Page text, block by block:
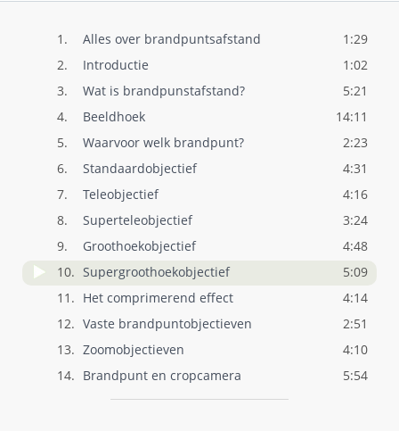
1. Alles over brandpuntsafstand
1:29
2.
Introductie
1:02
3.
Wat is brandpunstafstand?
5:21
4.
Beeldhoek
14:11
5.
Waarvoor welk brandpunt?
2:23
6.
Standaardobjectief
4:31
7.
Teleobjectief
4:16
8.
Superteleobjectief
3:24
9.
Groothoekobjectief
4:48
10. Supergroothoekobjectief
5:09
11. Het comprimerend effect
4:14
12. Vaste brandpuntobjectieven
2:51
13. Zoomobjectieven
4:10
14. Brandpunt en cropcamera 5:54